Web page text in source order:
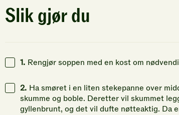
Klikk
vurdering.
for
vurdering.
Slik gjør du
1. Rengjør soppen med en kost om
2. Ha smøret i en liten stekepanne over
skumme og boble. Deretter vil skummet
gyllenbrunt, og det vil dufte nøtteaktig. Da